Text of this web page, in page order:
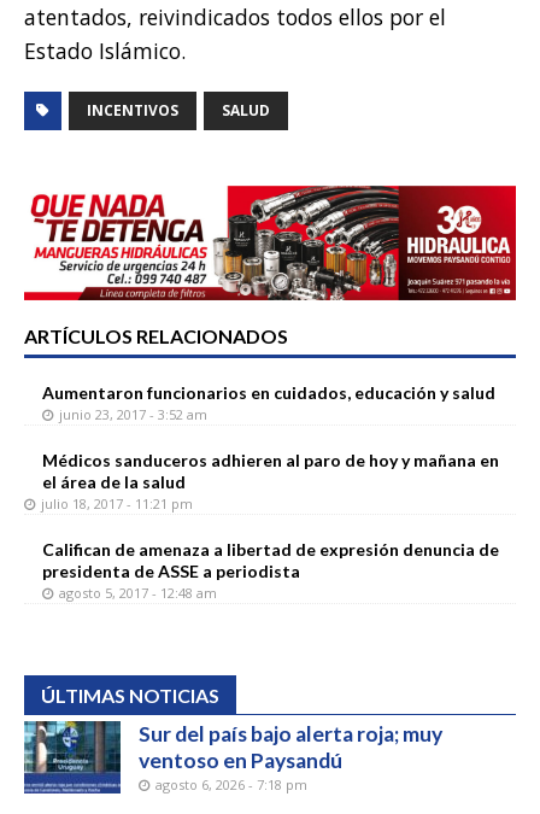
atentados, reivindicados todos ellos por el
Estado Islámico.
INCENTIVOS SALUD
ARTÍCULOS RELACIONADOS
Aumentaron funcionarios en cuidados, educación y salud
junio 23, 2017 - 3:52 am
Médicos sanduceros adhieren al paro de hoy y mañana en
el área de la salud
julio 18, 2017 - 11:21 pm
Califican de amenaza a libertad de expresión denuncia de
presidenta de ASSE a periodista
agosto 5, 2017 - 12:48 am
ÚLTIMAS NOTICIAS
Sur del país bajo alerta roja; muy
ventoso en Paysandú
agosto 6, 2026 - 7:18 pm